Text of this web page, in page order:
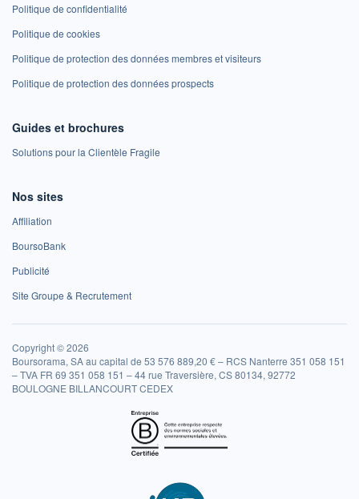
Politique de confidentialité
Politique de cookies
Politique de protection des données membres et visiteurs
Politique de protection des données prospects
Guides et brochures
Solutions pour la Clientèle Fragile
Nos sites
Affiliation
BoursoBank
Publicité
Site Groupe & Recrutement
Copyright © 2026
Boursorama, SA au capital de 53 576 889,20 € – RCS Nanterre 351 058 151
– TVA FR 69 351 058 151 – 44 rue Traversière, CS 80134, 92772
BOULOGNE BILLANCOURT CEDEX